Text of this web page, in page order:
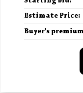
Estimate Price:
Buyer's premium